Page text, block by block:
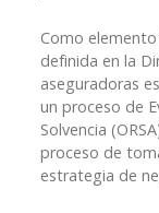
Como
definida en la
aseguradoras
un proceso de
Solvencia
proceso de
estrategia de